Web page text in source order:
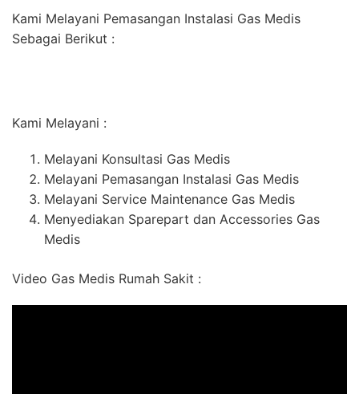
Kami Melayani Pemasangan Instalasi Gas Medis
Sebagai Berikut :
Kami Melayani :
Melayani Konsultasi Gas Medis
Melayani Pemasangan Instalasi Gas Medis
Melayani Service Maintenance Gas Medis
Menyediakan Sparepart dan Accessories Gas
Medis
Video Gas Medis Rumah Sakit :